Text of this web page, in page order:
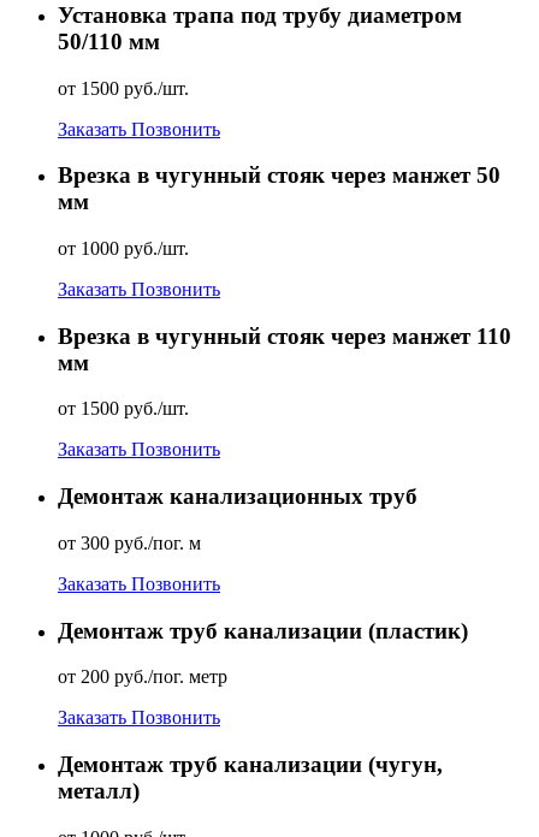
Установка трапа под трубу диаметром
50/110 мм
от 1500 руб./шт.
Заказать Позвонить
Врезка в чугунный стояк через манжет 50
мм
от 1000 руб./шт.
Заказать Позвонить
Врезка в чугунный стояк через манжет 110
мм
от 1500 руб./шт.
Заказать Позвонить
Демонтаж канализационных труб
от 300 руб./пог. м
Заказать Позвонить
Демонтаж труб канализации (пластик)
от 200 руб./пог. метр
Заказать Позвонить
Демонтаж труб канализации (чугун,
металл)